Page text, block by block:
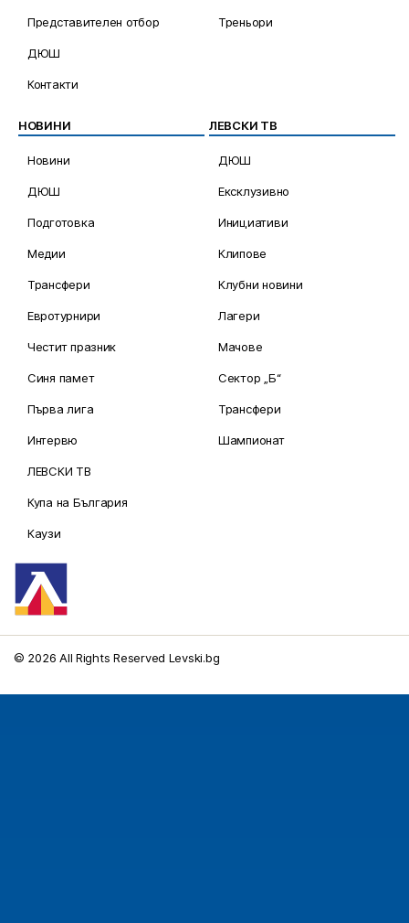
Представителен отбор
ДЮШ
Контакти
Треньори
НОВИНИ
Новини
ДЮШ
Подготовка
Медии
Трансфери
Евротурнири
Честит празник
Синя памет
Първа лига
Интервю
ЛЕВСКИ ТВ
Купа на България
Каузи
ЛЕВСКИ ТВ
ДЮШ
Ексклузивно
Инициативи
Клипове
Клубни новини
Лагери
Мачове
Сектор „Б“
Трансфери
Шампионат
© 2026 All Rights Reserved Levski.bg